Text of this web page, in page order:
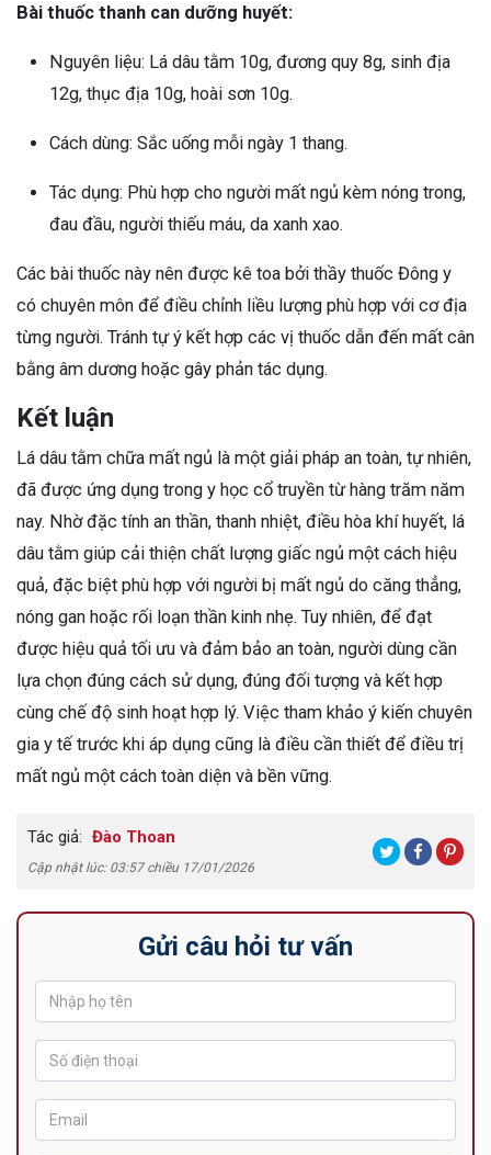
Bài thuốc thanh can dưỡng huyết:
Nguyên liệu: Lá dâu tằm 10g, đương quy 8g, sinh địa
12g, thục địa 10g, hoài sơn 10g.
Cách dùng: Sắc uống mỗi ngày 1 thang.
Tác dụng: Phù hợp cho người mất ngủ kèm nóng trong,
đau đầu, người thiếu máu, da xanh xao.
Các bài thuốc này nên được kê toa bởi thầy thuốc Đông y
có chuyên môn để điều chỉnh liều lượng phù hợp với cơ địa
từng người. Tránh tự ý kết hợp các vị thuốc dẫn đến mất cân
bằng âm dương hoặc gây phản tác dụng.
Kết luận
Lá dâu tằm chữa mất ngủ là một giải pháp an toàn, tự nhiên,
đã được ứng dụng trong y học cổ truyền từ hàng trăm năm
nay. Nhờ đặc tính an thần, thanh nhiệt, điều hòa khí huyết, lá
dâu tằm giúp cải thiện chất lượng giấc ngủ một cách hiệu
quả, đặc biệt phù hợp với người bị mất ngủ do căng thẳng,
nóng gan hoặc rối loạn thần kinh nhẹ. Tuy nhiên, để đạt
được hiệu quả tối ưu và đảm bảo an toàn, người dùng cần
lựa chọn đúng cách sử dụng, đúng đối tượng và kết hợp
cùng chế độ sinh hoạt hợp lý. Việc tham khảo ý kiến chuyên
gia y tế trước khi áp dụng cũng là điều cần thiết để điều trị
mất ngủ một cách toàn diện và bền vững.
Tác giả: Đào Thoan
Cập nhật lúc: 03:57 chiều 17/01/2026
Gửi câu hỏi tư vấn